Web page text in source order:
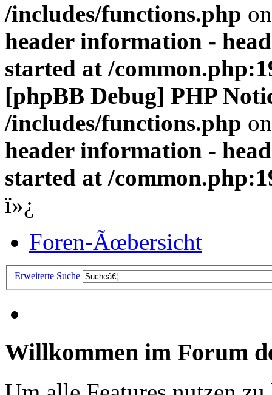
/includes/functions.php
header information -
started at /
[phpBB Debug] PHP
/includes/functions.php
header information -
started at /
ï»¿
Foren-Ãœbersicht
Erweiterte Suche
Willkommen im Forum